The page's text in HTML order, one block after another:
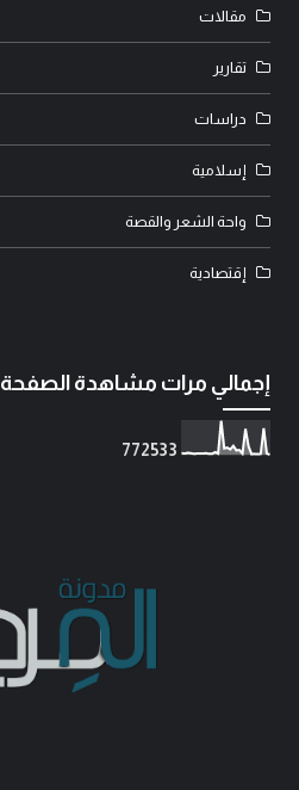
مقالات
تقارير
دراسات
إسلامية
واحة الشعر والقصة
إقتصادية
إجمالي مرات مشاهدة الصفحة
772533